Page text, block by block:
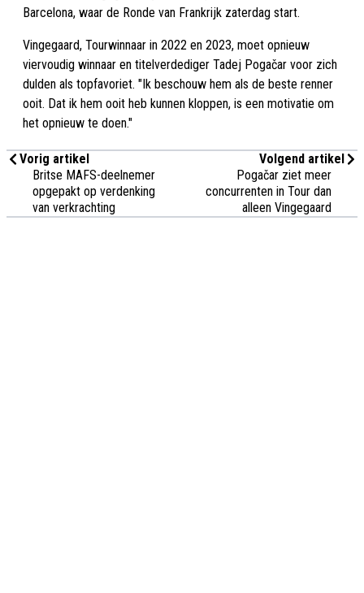
Barcelona, waar de Ronde van Frankrijk zaterdag start.
Vingegaard, Tourwinnaar in 2022 en 2023, moet opnieuw
viervoudig winnaar en titelverdediger Tadej Pogačar voor zich
dulden als topfavoriet. "Ik beschouw hem als de beste renner
ooit. Dat ik hem ooit heb kunnen kloppen, is een motivatie om
het opnieuw te doen."
Vorig artikel
Britse MAFS-deelnemer
opgepakt op verdenking
van verkrachting
Volgend artikel
Pogačar ziet meer
concurrenten in Tour dan
alleen Vingegaard